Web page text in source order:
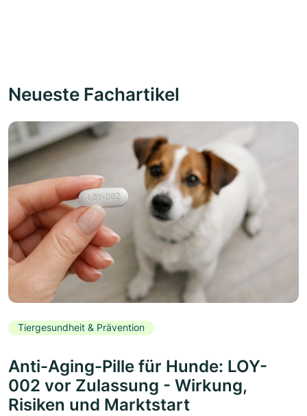
Neueste Fachartikel
Tiergesundheit & Prävention
Anti-Aging-Pille für Hunde: LOY-
002 vor Zulassung - Wirkung,
Risiken und Marktstart